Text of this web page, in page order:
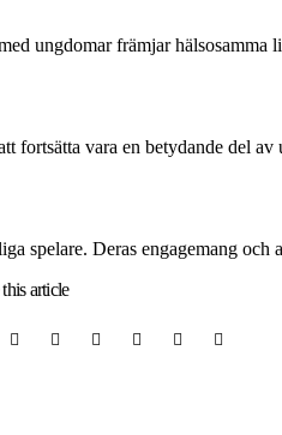
ungdomar främjar hälsosamma
vara en betydande del
spelare. Deras engagemang
this article